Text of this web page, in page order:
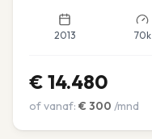
2013 70k
€ 14.480
of vanaf: € 300 /mnd